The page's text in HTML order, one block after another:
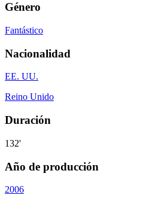
Género
Fantástico
Nacionalidad
EE. UU.
Reino Unido
Duración
132'
Año de producción
2006